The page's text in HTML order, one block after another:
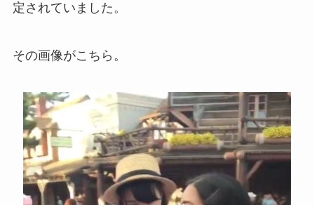
定されていました。
その画像がこちら。